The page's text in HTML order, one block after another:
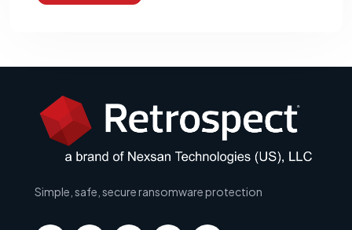
Simple, safe, secure ransomware protection